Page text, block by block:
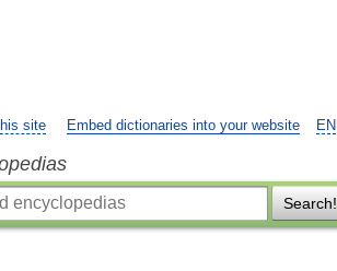
EN
site Embed dictionaries into your website
Search!